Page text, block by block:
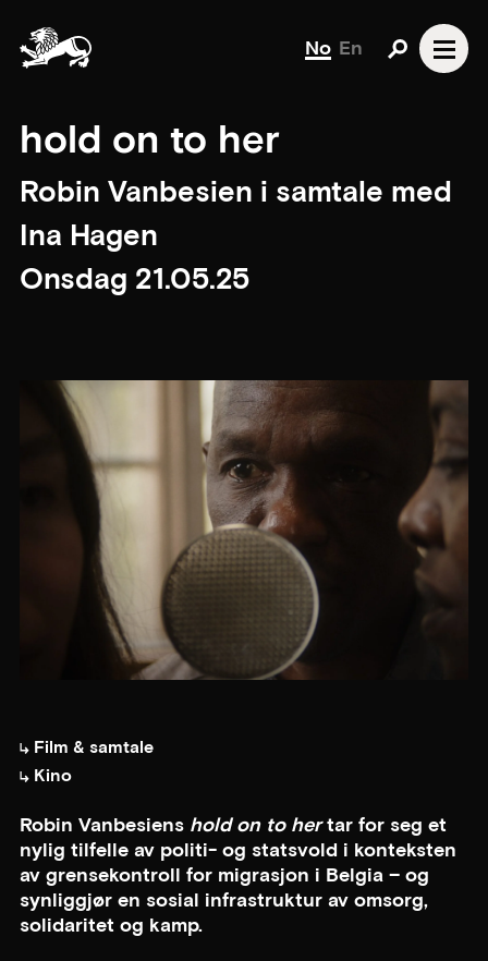
No En
hold on to her
Robin Vanbesien i samtale med
Ina Hagen
Onsdag 21.05.25
Film & samtale
Kino
Robin Vanbesiens hold on to hertar for seg et
nylig tilfelle av politi- og statsvold i konteksten
av grensekontroll for migrasjon i Belgia – og
synliggjør en sosial infrastruktur av omsorg,
solidaritet og kamp.